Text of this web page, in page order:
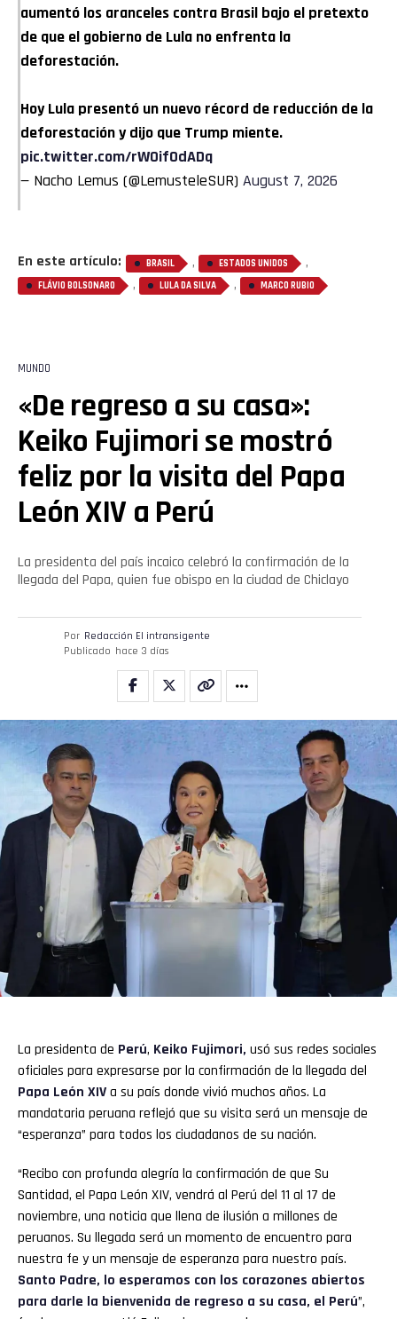
aumentó los aranceles contra Brasil bajo el pretexto
de que el gobierno de Lula no enfrenta la
deforestación.
Hoy Lula presentó un nuevo récord de reducción de la
deforestación y dijo que Trump miente.
pic.twitter.com/rW0if0dADq
— Nacho Lemus (@LemusteleSUR) August 7, 2026
En este artículo: BRASIL , ESTADOS UNIDOS ,
FLÁVIO BOLSONARO , LULA DA SILVA , MARCO RUBIO
MUNDO
«De regreso a su casa»:
Keiko Fujimori se mostró
feliz por la visita del Papa
León XIV a Perú
La presidenta del país incaico celebró la confirmación de la
llegada del Papa, quien fue obispo en la ciudad de Chiclayo
Por Redacción El intransigente
Publicado hace 3 días
La presidenta de Perú, Keiko Fujimori, usó sus redes sociales
oficiales para expresarse por la confirmación de la llegada del
Papa León XIVa su país donde vivió muchos años. La
mandataria peruana reflejó que su visita será un mensaje de
“esperanza” para todos los ciudadanos de su nación.
“Recibo con profunda alegría la confirmación de que Su
Santidad, el Papa León XIV, vendrá al Perú del 11 al 17 de
noviembre, una noticia que llena de ilusión a millones de
peruanos. Su llegada será un momento de encuentro para
nuestra fe y un mensaje de esperanza para nuestro país.
Santo Padre, lo esperamos con los corazones abiertos
para darle la bienvenida de regreso a su casa, el Perú”,